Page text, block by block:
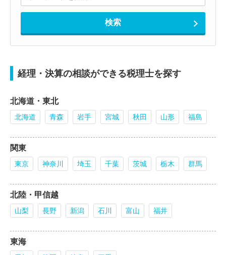
経理・決算の相談ができる税理士を探す
北海道・東北
北海道 青森 岩手 宮城 秋田 山形 福島
関東
東京 神奈川 埼玉 千葉 茨城 栃木 群馬
北陸・甲信越
山梨 長野 新潟 石川 富山 福井
東海